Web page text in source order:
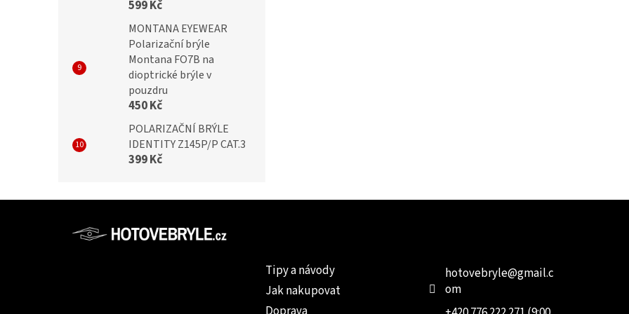
599 Kč
MONTANA EYEWEAR
Polarizační brýle
Montana FO7B na
dioptrické brýle v
pouzdru
450 Kč
POLARIZAČNÍ BRÝLE
IDENTITY Z145P/P CAT.3
399 Kč
Tipy a návody
Jak nakupovat
hotovebryle@gmail.c
om